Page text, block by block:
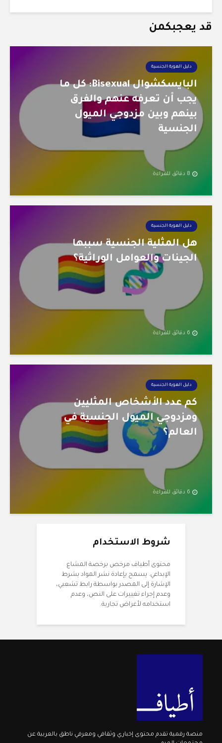
قد يعجبكمن
دليل الهوية الجنسية
البايسكشوال Bisexual: كل ما
يجب أن تعرفه عنهم والفرق
بينهم وبين مزدوجي الميول
الجنسية
8 دقائق للقراءة
دليل الهوية الجنسية
هل المثلية الجنسية سببها
الجينات والعوامل الوراثية؟
6 دقائق للقراءة
دليل الهوية الجنسية
كم عدد الأشخاص المثليين
ومزدوجي الميول الجنسية في
العالم؟
6 دقائق للقراءة
شروط الاستخدام
محتوى أطياف مرخص برخصة المشاع
الإبداعي. يسمح بإعادة نشر المواد بشرط
الإشارة إلى المصدر بواسطة رابط تشعبي،
وعدم إجراء تغييرات على النص، وعدم
استخدامه لأغراض تجارية.
منصة رقمية تقدم محتوى إخباري وثقافي ومعرفي ناطق بالعربية عن